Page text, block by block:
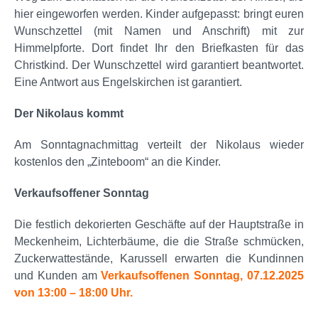
hier eingeworfen werden. Kinder aufgepasst: bringt euren
Wunschzettel (mit Namen und Anschrift) mit zur
Himmelpforte. Dort findet Ihr den Briefkasten für das
Christkind. Der Wunschzettel wird garantiert beantwortet.
Eine Antwort aus Engelskirchen ist garantiert.
Der Nikolaus kommt
Am Sonntagnachmittag verteilt der Nikolaus wieder
kostenlos den „Zinteboom“ an die Kinder.
Verkaufsoffener Sonntag
Die festlich dekorierten Geschäfte auf der Hauptstraße in
Meckenheim, Lichterbäume, die die Straße schmücken,
Zuckerwattestände, Karussell erwarten die Kundinnen
und Kunden amVerkaufsoffenen Sonntag, 07.12.2025
von 13:00 – 18:00 Uhr.